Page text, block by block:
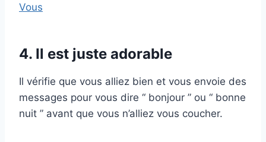
Vous
4. Il est juste adorable
Il vérifie que vous alliez bien et vous envoie des
messages pour vous dire “ bonjour ” ou “ bonne
nuit ” avant que vous n’alliez vous coucher.